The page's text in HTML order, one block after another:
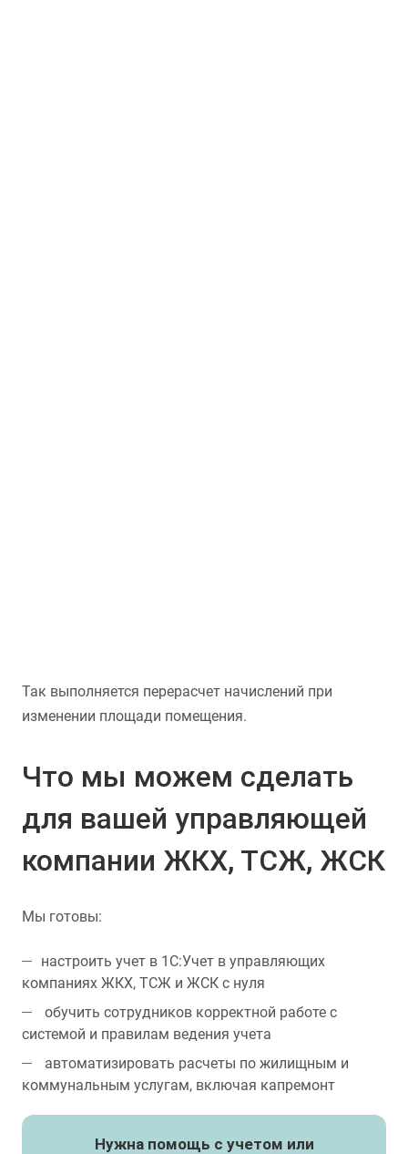
Так выполняется перерасчет начислений при
изменении площади помещения.
Что мы можем сделать
для вашей управляющей
компании ЖКХ, ТСЖ, ЖСК
Мы готовы:
настроить учет в 1С:Учет в управляющих
компаниях ЖКХ, ТСЖ и ЖСК с нуля
обучить сотрудников корректной работе с
системой и правилам ведения учета
автоматизировать расчеты по жилищным и
коммунальным услугам, включая капремонт
Нужна помощь с учетом или